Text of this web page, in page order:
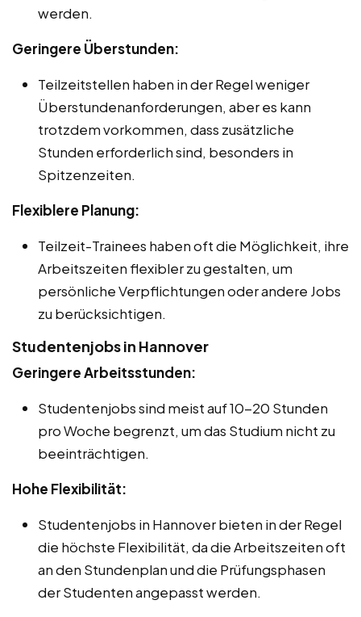
werden.
Geringere Überstunden:
Teilzeitstellen haben in der Regel weniger
Überstundenanforderungen, aber es kann
trotzdem vorkommen, dass zusätzliche
Stunden erforderlich sind, besonders in
Spitzenzeiten.
Flexiblere Planung:
Teilzeit-Trainees haben oft die Möglichkeit, ihre
Arbeitszeiten flexibler zu gestalten, um
persönliche Verpflichtungen oder andere Jobs
zu berücksichtigen.
Studentenjobs in Hannover
Geringere Arbeitsstunden:
Studentenjobs sind meist auf 10-20 Stunden
pro Woche begrenzt, um das Studium nicht zu
beeinträchtigen.
Hohe Flexibilität:
Studentenjobs in Hannover bieten in der Regel
die höchste Flexibilität, da die Arbeitszeiten oft
an den Stundenplan und die Prüfungsphasen
der Studenten angepasst werden.